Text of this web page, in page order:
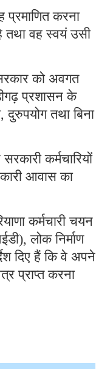
प्रमाणित करना
तथा वह स्वयं उसी
को अवगत
प्रशासन के
तथा बिना
कर्मचारियों
आवास का
कर्मचारी चयन
लोक निर्माण
दिए हैं कि वे अपने
प्राप्त करना